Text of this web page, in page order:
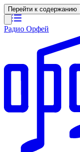
Перейти к содержанию
Радио Орфей